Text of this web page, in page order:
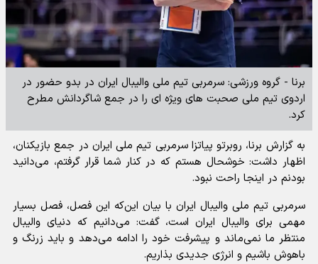
برنا - گروه ورزشی: سرمربی تیم ملی والیبال ایران در بدو حضور در
اردوی تیم ملی صحبت های ویژه ای را در جمع شاگردانش مطرح
کرد.
به گزارش برنا، روبرتو پیاتزا سرمربی تیم ملی ایران در جمع بازیکنان،
اظهار داشت: خوشحال هستم که در کنار شما قرار گرفتم، می‌دانید
بودنم در اینجا راحت نبود.
سرمربی تیم ملی والیبال ایران با بیان این‌که این فصل، فصل بسیار
مهمی برای والیبال ایران است، گفت: می‌دانیم که دنیای والیبال
منتظر ما نمی‌ماند و پیشرفت خود را ادامه می‌دهد و باید زرنگ و
باهوش باشیم و انرژی جدیدی بذاریم.